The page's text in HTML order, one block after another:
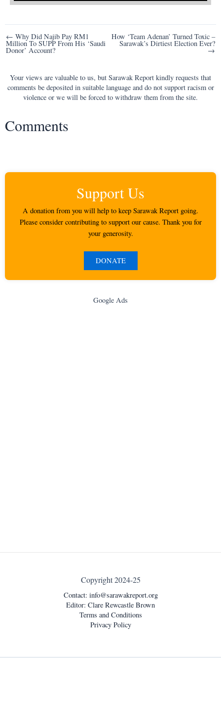
Post
navigation
← Why Did Najib Pay RM1
Million To SUPP From His ‘Saudi
Donor’ Account?
How ‘Team Adenan’ Turned Toxic –
Sarawak’s Dirtiest Election Ever?
→
Your views are valuable to us, but Sarawak Report kindly requests that
comments be deposited in suitable language and do not support racism or
violence or we will be forced to withdraw them from the site.
Comments
Support Us
A donation from you will help to keep Sarawak Report going.
Please consider contributing to support our cause. Thank you for
your generosity.
DONATE
Google Ads
Copyright 2024-25
Contact: info@sarawakreport.org
Editor: Clare Rewcastle Brown
Terms and Conditions
Privacy Policy